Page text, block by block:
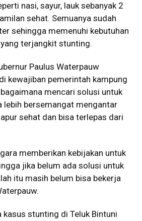
nasi, sayur, lauk sebanyak 2
sehat. Semuanya sudah
sehingga memenuhi kebutuhan
terjangkit stunting.
Paulus Waterpauw
kewajiban pemerintah kampung
mencari solusi untuk
lebih bersemangat mengantar
sehat dan bisa terlepas dari
memberikan kebijakan untuk
jika belum ada solusi untuk
itu masih belum bisa bekerja
kasus stunting di Teluk Bintuni